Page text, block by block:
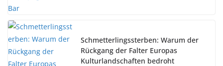
Schmetterlingssterben: Warum der
Rückgang der Falter Europas
Kulturlandschaften bedroht